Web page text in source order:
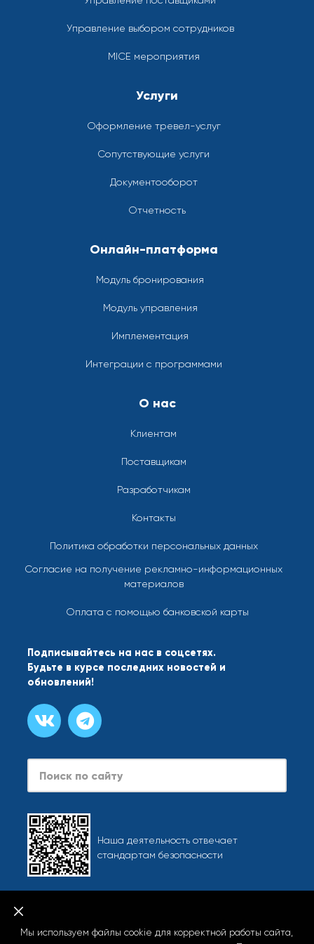
Управление выбором сотрудников
MICE мероприятия
Услуги
Оформление тревел-услуг
Сопутствующие услуги
Документооборот
Отчетность
Онлайн-платформа
Модуль бронирования
Модуль управления
Имплементация
Интеграции с программами
О нас
Клиентам
Поставщикам
Разработчикам
Контакты
Политика обработки персональных данных
Согласие на получение рекламно-информационных
материалов
Оплата с помощью банковской карты
Подписывайтесь на нас в соцсетях.
Будьте в курсе последних новостей и
обновлений!
Search
Наша деятельность отвечает
стандартам безопасности
При использовании любых материалов сайта, включая
Мы используем файлы cookie для корректной работы сайта,